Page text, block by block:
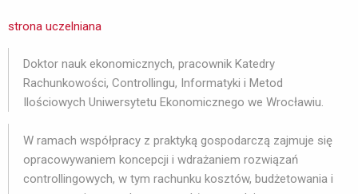
strona uczelniana
Doktor nauk ekonomicznych, pracownik Katedry
Rachunkowości, Controllingu, Informatyki i Metod
Ilościowych Uniwersytetu Ekonomicznego we Wrocławiu.
W ramach współpracy z praktyką gospodarczą zajmuje się
opracowywaniem koncepcji i wdrażaniem rozwiązań
controllingowych, w tym rachunku kosztów, budżetowania i